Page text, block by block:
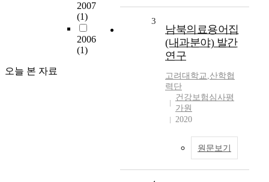
2007
(1)
2006
(1)
오늘 본 자료
3
남북의료용어집
(내과분야) 발간
연구
고려대학교,산학협
력단
건강보험심사평
가원
2020
원문보기